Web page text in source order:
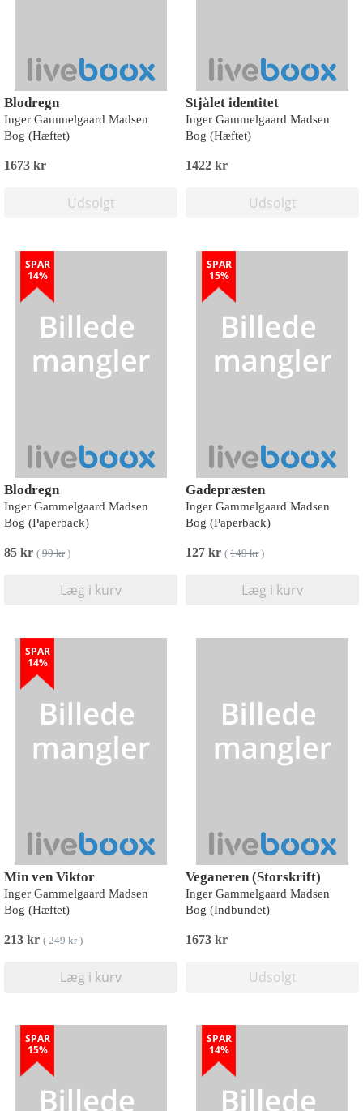
Blodregn
Inger Gammelgaard Madsen
Bog (Hæftet)
1673 kr
Udsolgt
Stjålet identitet
Inger Gammelgaard Madsen
Bog (Hæftet)
1422 kr
Udsolgt
SPAR
14%
Blodregn
Inger Gammelgaard Madsen
Bog (Paperback)
85 kr ( 99 kr)
Læg i kurv
SPAR
15%
Gadepræsten
Inger Gammelgaard Madsen
Bog (Paperback)
127 kr ( 149 kr)
Læg i kurv
SPAR
14%
Min ven Viktor
Inger Gammelgaard Madsen
Bog (Hæftet)
213 kr ( 249 kr)
Læg i kurv
Veganeren (Storskrift)
Inger Gammelgaard Madsen
Bog (Indbundet)
1673 kr
Udsolgt
SPAR
15%
SPAR
14%